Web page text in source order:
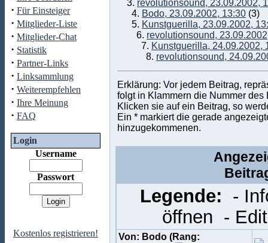
· Für Einsteiger
· Mitglieder-Liste
· Mitglieder-Chat
· Statistik
· Partner-Links
· Linksammlung
· Weiterempfehlen
· Ihre Meinung
· FAQ
Login
Username
Passwort
Kostenlos registrieren!
3. revolutionsound, 23.09.2002,
4. Bodo, 23.09.2002, 13:30 (3)
5. Kunstguerilla, 23.09.2002,
6. revolutionsound,
7. Kunstguerilla, 24.09.2002,
8. revolutionsound,
Erklärung: Vor jedem Beitrag,
folgt in Klammern die Nummer des
Klicken sie auf ein Beitrag, so
Ein * markiert die gerade
hinzugekommenen.
Legende:
-
öffnen -
Von: Bodo (Rang: